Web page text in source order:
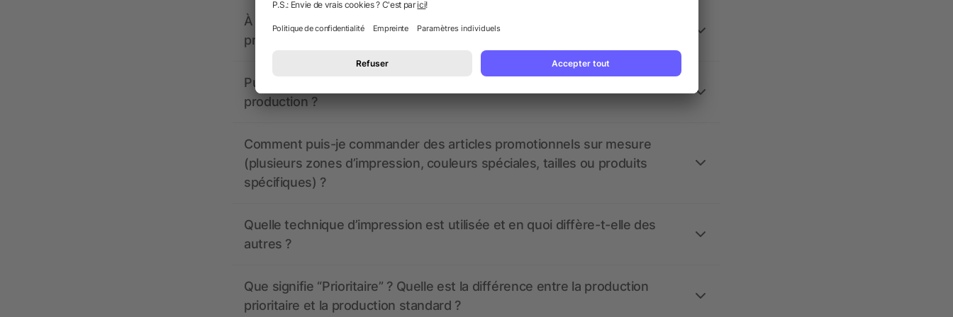
À quoi doivent ressembler les données d’impression ? allbranded
propose-t-il un service pour les créer ?
Puis-je voir à quoi ressembleront mes articles promotionnels avant la
production ?
Comment puis-je commander des articles promotionnels sur mesure
(plusieurs zones d’impression, couleurs spéciales, tailles ou produits
spécifiques) ?
Quelle technique d’impression est utilisée et en quoi diffère-t-elle des
autres ?
Que signifie “Prioritaire” ? Quelle est la différence entre la production
prioritaire et la production standard ?